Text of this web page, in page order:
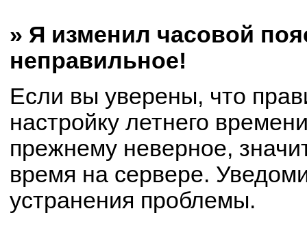
» Я изменил часовой
неправильное!
Если вы уверены, что
настройку летнего
прежнему неверное,
время на сервере.
устранения проблемы.